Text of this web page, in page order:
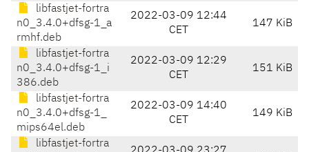
libfastjet-fortra
n0_3.4.0+dfsg-1_a
rmhf.deb
2022-03-09 12:44
CET
147 KiB
libfastjet-fortra
n0_3.4.0+dfsg-1_i
386.deb
2022-03-09 12:29
CET
151 KiB
libfastjet-fortra
n0_3.4.0+dfsg-1_
mips64el.deb
2022-03-09 14:40
CET
149 KiB
libfastjet-fortra